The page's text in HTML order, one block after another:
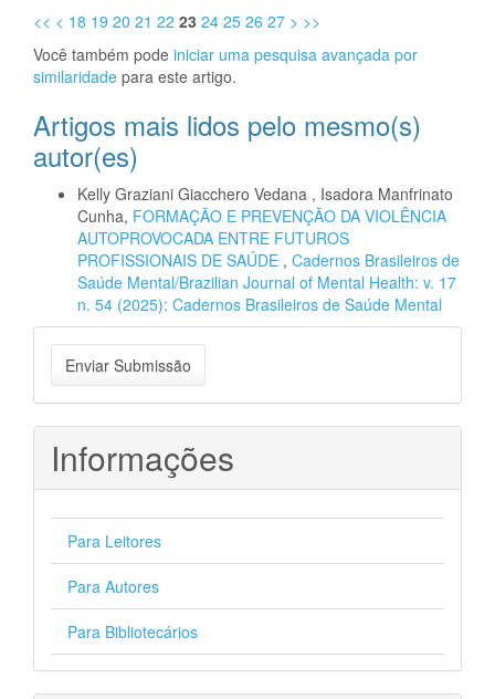
<< < 18 19 20 21 22 23 24 25 26 27 > >>
Você também pode iniciar uma pesquisa avançada por
similaridade para este artigo.
Artigos mais lidos pelo mesmo(s)
autor(es)
Kelly Graziani Giacchero Vedana , Isadora Manfrinato
Cunha, FORMAÇÃO E PREVENÇÃO DA VIOLÊNCIA
AUTOPROVOCADA ENTRE FUTUROS
PROFISSIONAIS DE SAÚDE , Cadernos Brasileiros de
Saúde Mental/Brazilian Journal of Mental Health: v. 17
n. 54 (2025): Cadernos Brasileiros de Saúde Mental
Enviar
Submissão
Enviar Submissão
Informações
Para Leitores
Para Autores
Para Bibliotecários